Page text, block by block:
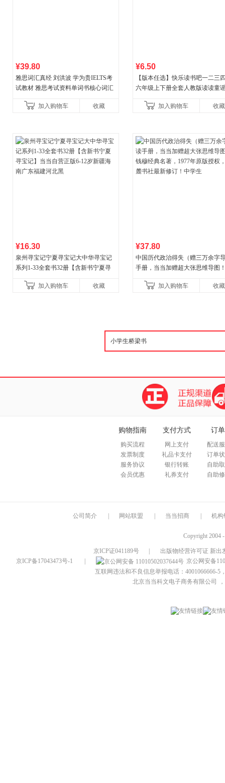
¥39.80
雅思词汇真经 刘洪波 学为贵IELTS考
试教材 雅思考试资料单词书核心词汇
加入购物车
收藏
¥6.50
【版本任选】快乐读书吧一二三
六年级上下册全套人教版读读童
古代寓言安徒生童话学生阅
加入购物车 收藏
¥16.30
泉州寻宝记宁夏寻宝记大中华寻宝记
系列1-33全套书32册【含新书宁夏寻
广东福建河北黑
加入购物车 收藏
¥37.80
中国历代政治得失（赠三万余字
手册，当当加赠超大张思维导图
书社最新修订！中学生
加入购物车 收藏
购物指南
购买流程
发票制度
服务协议
会员优惠
支付方式
网上支付
礼品卡支付
银行转账
礼券支付
订
配送
订单
自助
自助
公司简介 网站联盟 当当招商 机构
Copyright 2004
京ICP证041189号
出版物经营许可证 新出
京ICP备17043473号-1
京公网安备
互联网违法和不良信息举报电话：4001066666-5
北京当当科文电子商务有限公司